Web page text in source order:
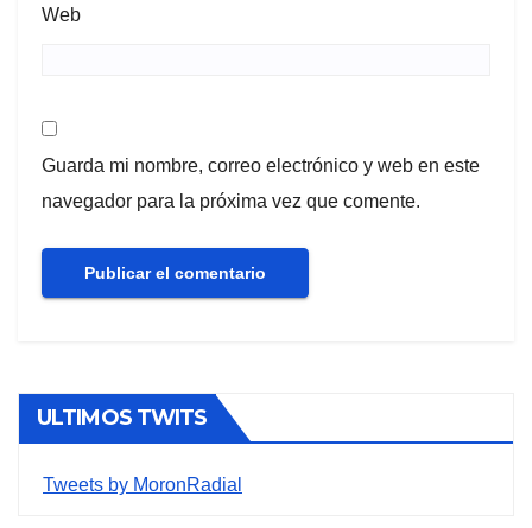
Web
Guarda mi nombre, correo electrónico y web en este
navegador para la próxima vez que comente.
ULTIMOS TWITS
Tweets by MoronRadial